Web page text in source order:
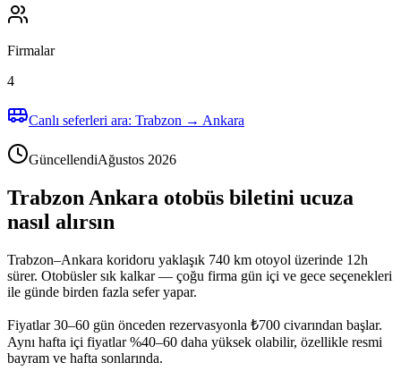
Firmalar
4
Canlı seferleri ara: Trabzon → Ankara
GüncellendiAğustos 2026
Trabzon Ankara otobüs biletini ucuza
nasıl alırsın
Trabzon–Ankara koridoru yaklaşık 740 km otoyol üzerinde 12h
sürer. Otobüsler sık kalkar — çoğu firma gün içi ve gece seçenekleri
ile günde birden fazla sefer yapar.
Fiyatlar 30–60 gün önceden rezervasyonla ₺700 civarından başlar.
Aynı hafta içi fiyatlar %40–60 daha yüksek olabilir, özellikle resmi
bayram ve hafta sonlarında.